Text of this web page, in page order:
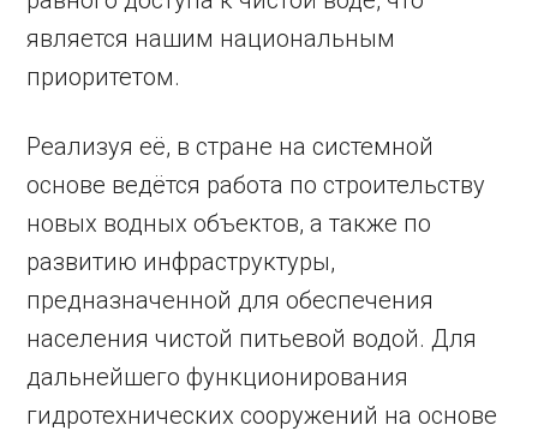
является нашим национальным
приоритетом.
Реализуя её, в стране на системной
основе ведётся работа по строительству
новых водных объектов, а также по
развитию инфраструктуры,
предназначенной для обеспечения
населения чистой питьевой водой. Для
дальнейшего функционирования
гидротехнических сооружений на основе